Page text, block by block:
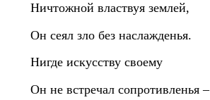
Ничтожной властвуя землей,
Он сеял зло без наслажденья.
Нигде искусству своему
Он не встречал сопротивленья –